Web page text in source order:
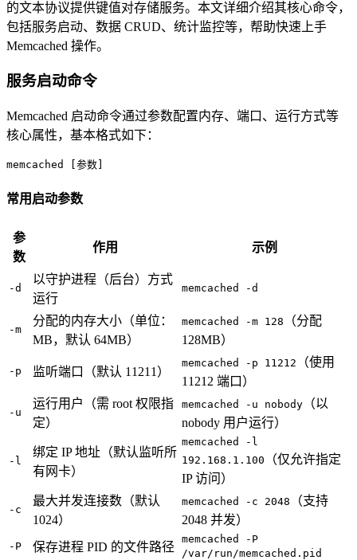
的文本协议提供键值对存储服务。本文详细介绍其核心命令，
包括服务启动、数据 CRUD、统计监控等，帮助快速上手
Memcached 操作。
服务启动命令
Memcached 启动命令通过参数配置内存、端口、运行方式等
核心属性，基本格式如下：
memcached [参数]
常用启动参数
参
数
作用 示例
-d
以守护进程（后台）方式
运行
memcached -d
-m
分配的内存大小（单位：
MB，默认 64MB）
memcached -m 128
（分配
128MB）
-p 监听端口（默认 11211）
memcached -p 11212
（使用
11212 端口）
-u
运行用户（需 root 权限指
定）
memcached -u nobody （以
nobody 用户运行）
-l
绑定 IP 地址（默认监听所
有网卡）
memcached -l
192.168.1.100
（仅允许指定
IP 访问）
-c
最大并发连接数（默认
1024）
memcached -c 2048
（支持
2048 并发）
-P 保存进程 PID 的文件路径
memcached -P
/var/run/memcached.pid